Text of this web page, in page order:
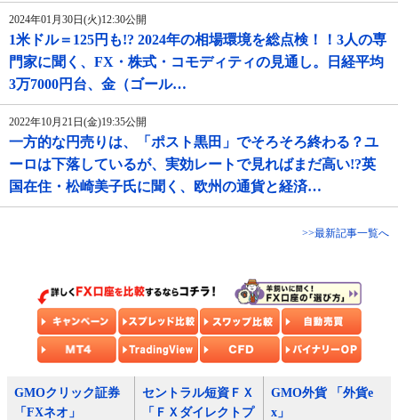
2024年01月30日(火)12:30公開
1米ドル＝125円も!? 2024年の相場環境を総点検！！3人の専
門家に聞く、FX・株式・コモディティの見通し。日経平均
3万7000円台、金（ゴール…
2022年10月21日(金)19:35公開
一方的な円売りは、「ポスト黒田」でそろそろ終わる？ユ
ーロは下落しているが、実効レートで見ればまだ高い!?英
国在住・松崎美子氏に聞く、欧州の通貨と経済…
>>最新記事一覧へ
GMOクリック証券
「FXネオ」
セントラル短資ＦＸ
「ＦＸダイレクトプ
GMO外貨 「外貨e
x」